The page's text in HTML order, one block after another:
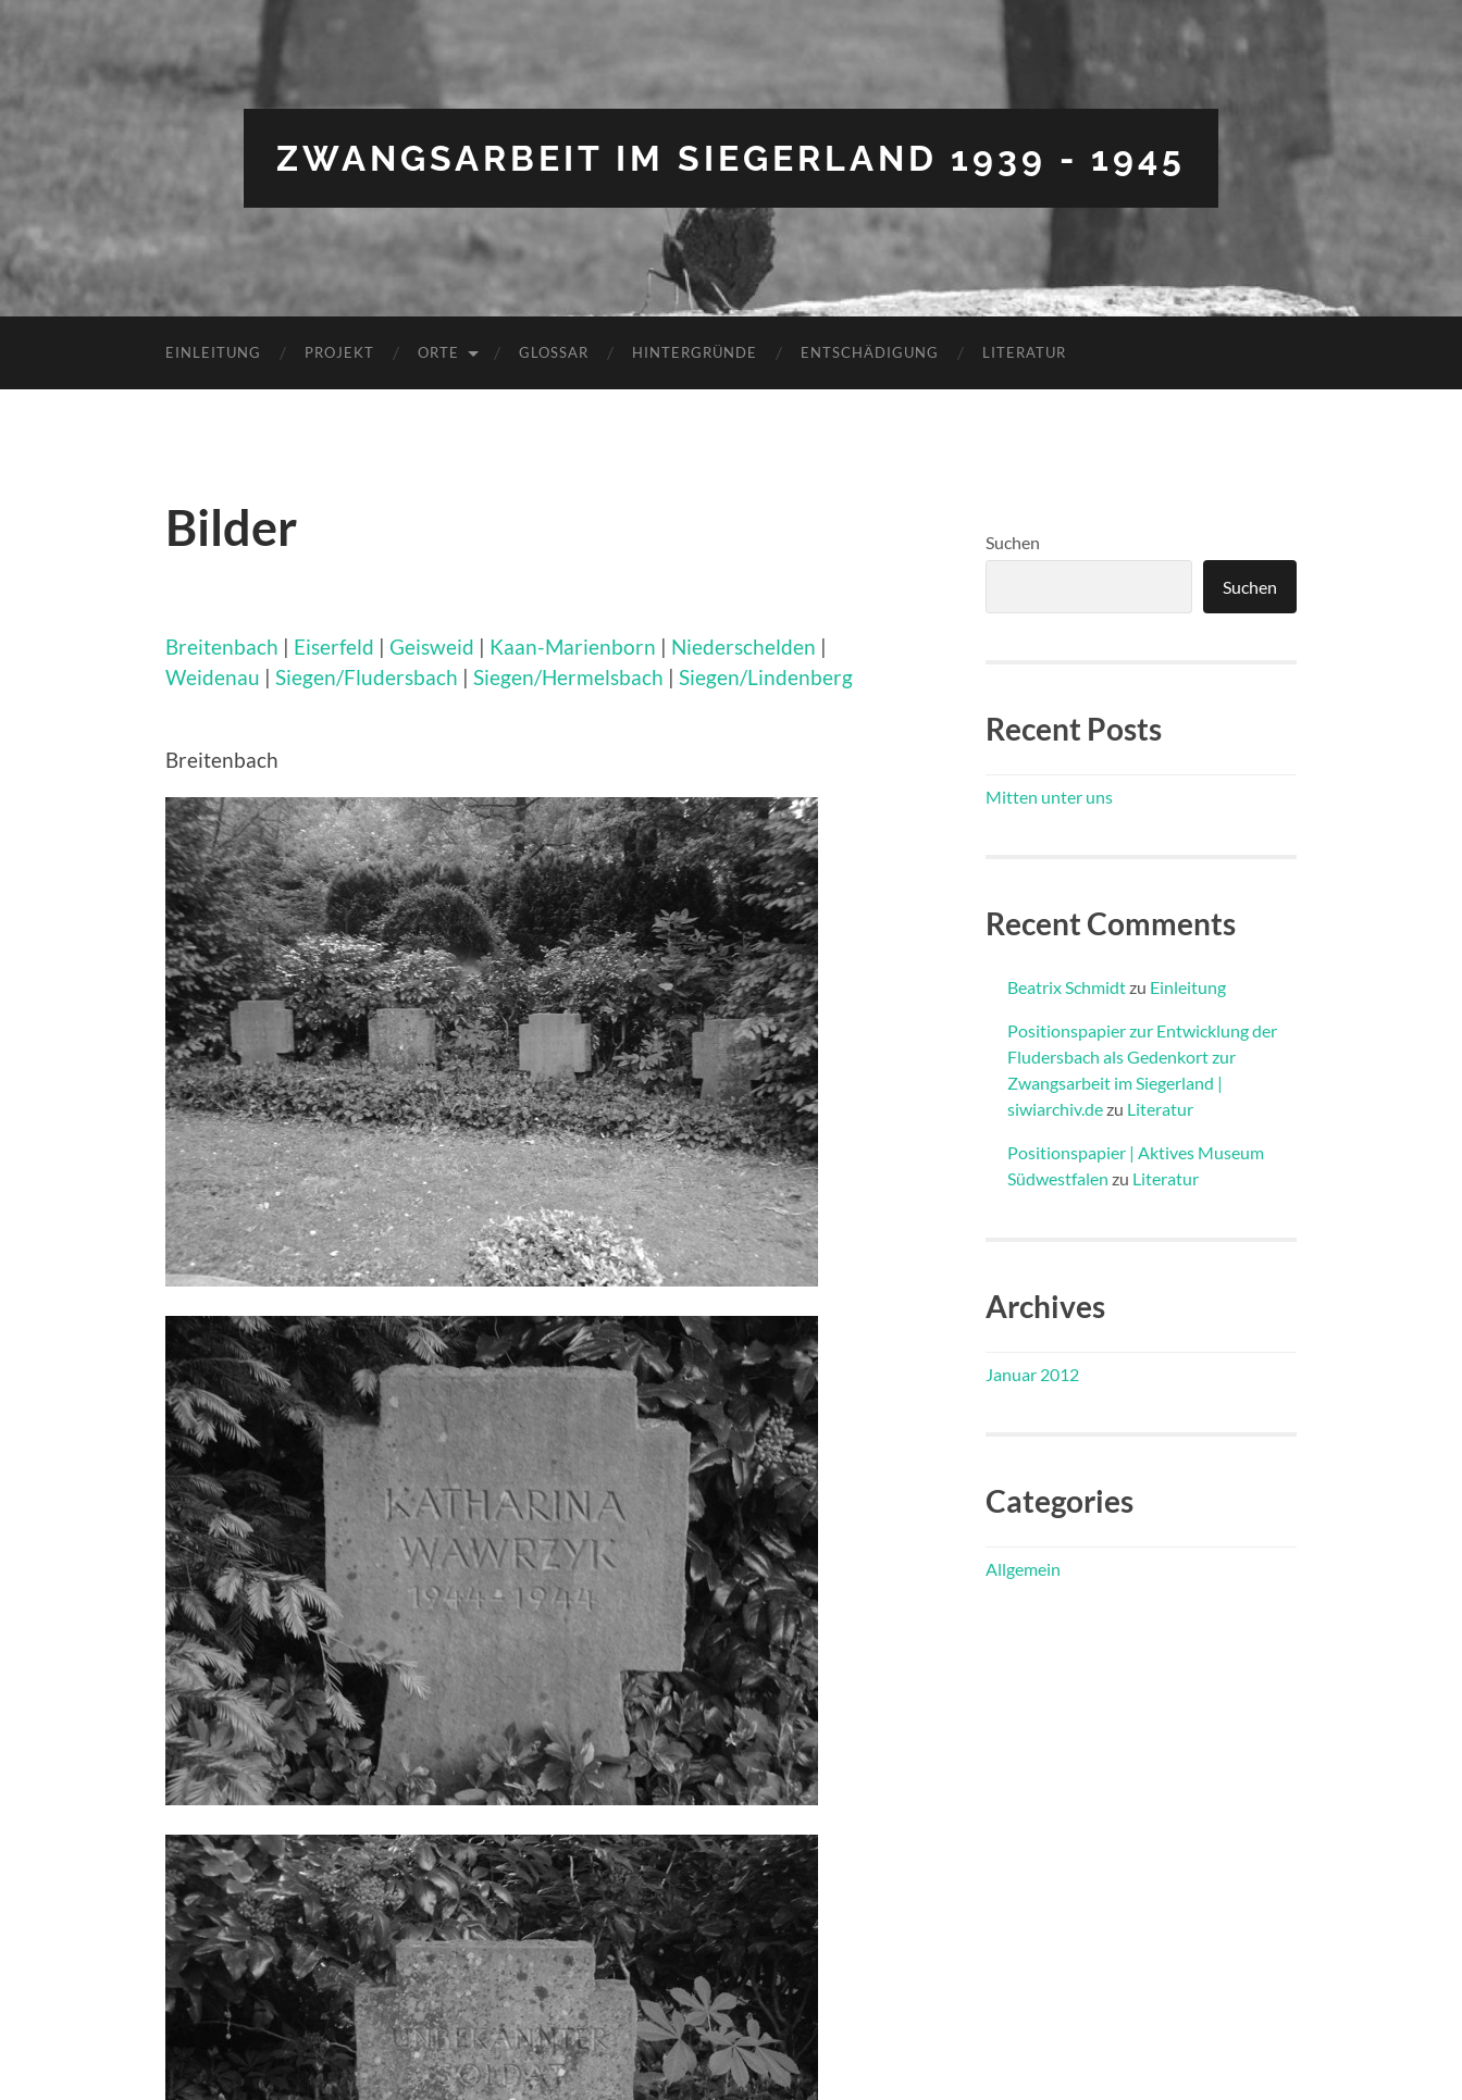
ZWANGSARBEIT IM SIEGERLAND 1939 - 1945
EINLEITUNG PROJEKT ORTE GLOSSAR HINTERGRÜNDE ENTSCHÄDIGUNG LITERATUR
Bilder
Breitenbach | Eiserfeld | Geisweid | Kaan-Marienborn | Niederschelden |
Weidenau | Siegen/Fludersbach | Siegen/Hermelsbach | Siegen/Lindenberg
Breitenbach
Suchen
Suchen
Recent Posts
Mitten unter uns
Recent Comments
Beatrix Schmidtzu Einleitung
Positionspapier zur Entwicklung der
Fludersbach als Gedenkort zur
Zwangsarbeit im Siegerland |
siwiarchiv.dezu Literatur
Positionspapier | Aktives Museum
Südwestfalen zu Literatur
Archives
Januar 2012
Categories
Allgemein